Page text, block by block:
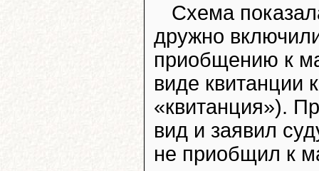
Схема
дружно
приобщению к
виде квитанции
«квитанция»).
вид и заявил
не приобщил к